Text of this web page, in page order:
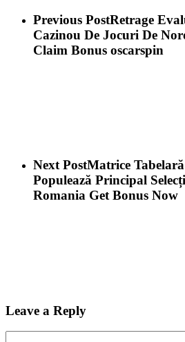
Previous PostRetrage
Cazinou De Jocuri De
Claim Bonus oscarspin
Next PostMatrice
Populează Principal
Romania Get Bonus Now
Leave a Reply